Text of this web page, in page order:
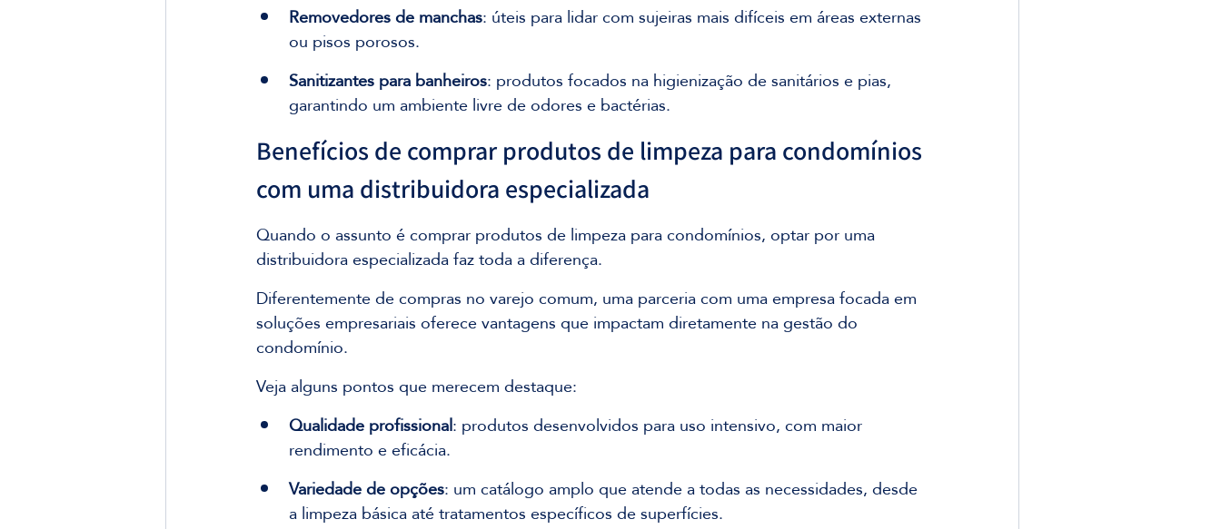
Removedores de manchas: úteis para lidar com sujeiras mais difíceis em áreas externas
ou pisos porosos.
Sanitizantes para banheiros: produtos focados na higienização de sanitários e pias,
garantindo um ambiente livre de odores e bactérias.
Benefícios de comprar produtos de limpeza para condomínios
com uma distribuidora especializada
Quando o assunto é comprar produtos de limpeza para condomínios, optar por uma
distribuidora especializada faz toda a diferença.
Diferentemente de compras no varejo comum, uma parceria com uma empresa focada em
soluções empresariais oferece vantagens que impactam diretamente na gestão do
condomínio.
Veja alguns pontos que merecem destaque:
Qualidade profissional: produtos desenvolvidos para uso intensivo, com maior
rendimento e eficácia.
Variedade de opções: um catálogo amplo que atende a todas as necessidades, desde
a limpeza básica até tratamentos específicos de superfícies.